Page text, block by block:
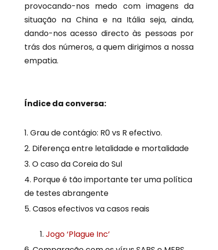
provocando-nos medo com imagens da
situação na China e na Itália seja, ainda,
dando-nos acesso directo às pessoas por
trás dos números, a quem dirigimos a nossa
empatia.
Índice da conversa:
Grau de contágio: R0 vs R efectivo.
Diferença entre letalidade e mortalidade
O caso da Coreia do Sul
Porque é tão importante ter uma política
de testes abrangente
Casos efectivos va casos reais
Jogo ‘Plague Inc’